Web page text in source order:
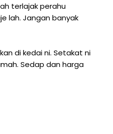
terlajak perahu
lah. Jangan banyak
di kedai ni. Setakat ni
Sedap dan harga